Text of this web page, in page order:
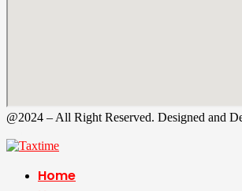
@2024 – All Right Reserved. Designed and
Home